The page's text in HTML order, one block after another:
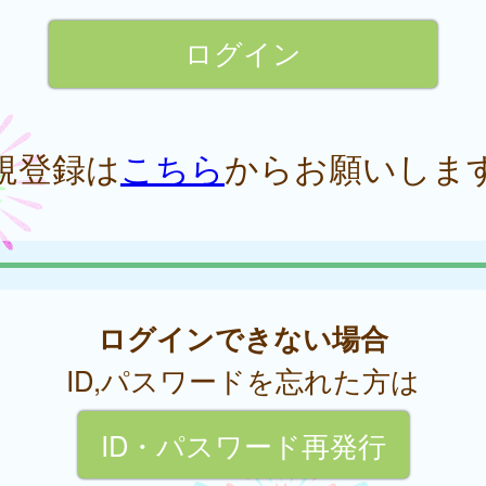
登録はこちらからお願いしま
ログインできない場合
ID,パスワードを忘れた方は
ID・パスワード再発行